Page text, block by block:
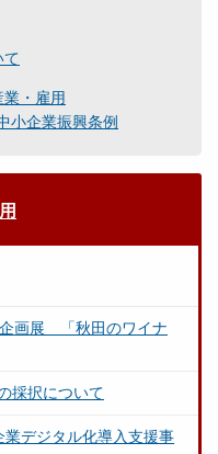
て
業・雇用
小企業振興条例
画展 「秋田のワイナ
採択について
業デジタル化導入支援事